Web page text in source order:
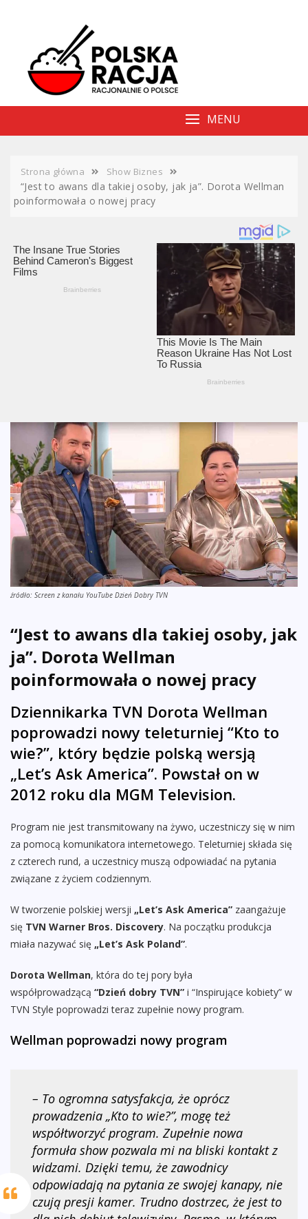
MENU
Strona główna Show Biznes
“Jest to awans dla takiej osoby, jak ja”. Dorota Wellman
poinformowała o nowej pracy
źródło: Screen z kanału YouTube Dzień Dobry TVN
“Jest to awans dla takiej osoby, jak
ja”. Dorota Wellman
poinformowała o nowej pracy
Dziennikarka TVN Dorota Wellman
poprowadzi nowy teleturniej “Kto to
wie?”, który będzie polską wersją
„Let’s Ask America”. Powstał on w
2012 roku dla MGM Television.
Program nie jest transmitowany na żywo, uczestniczy się w nim
za pomocą komunikatora internetowego. Teleturniej składa się
z czterech rund, a uczestnicy muszą odpowiadać na pytania
związane z życiem codziennym.
W tworzenie polskiej wersji „Let’s Ask America” zaangażuje
się TVN Warner Bros. Discovery. Na początku produkcja
miała nazywać się „Let’s Ask Poland”.
Dorota Wellman, która do tej pory była
współprowadzącą “Dzień dobry TVN” i “Inspirujące kobiety” w
TVN Style poprowadzi teraz zupełnie nowy program.
Wellman poprowadzi nowy program
– To ogromna satysfakcja, że oprócz
prowadzenia „Kto to wie?”, mogę też
współtworzyć program. Zupełnie nowa
formuła show pozwala mi na bliski kontakt z
widzami. Dzięki temu, że zawodnicy
odpowiadają na pytania ze swojej kanapy, nie
czują presji kamer. Trudno dostrzec, że jest to